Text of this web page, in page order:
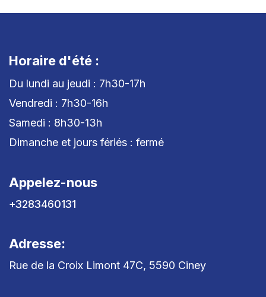
Horaire d'été :
Du lundi au jeudi : 7h30-17h
Vendredi : 7h30-16h
Samedi : 8h30-13h
Dimanche et jours fériés : fermé
Appelez-nous
+3283460131
Adresse:
Rue de la Croix Limont 47C, 5590 Ciney